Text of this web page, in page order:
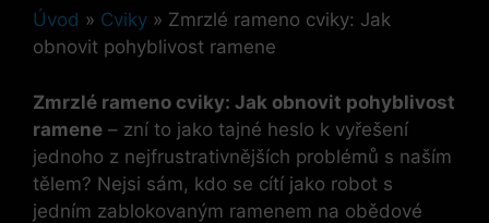
Úvod » Cviky » Zmrzlé rameno cviky: Jak
obnovit pohyblivost ramene
Zmrzlé rameno cviky: Jak obnovit pohyblivost
ramene – zní to jako tajné heslo k vyřešení
jednoho z nejfrustrativnějších problémů s naším
tělem? Nejsi sám, kdo se cítí jako robot s
jedním zablokovaným ramenem na obědové